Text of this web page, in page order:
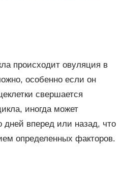
происходит овуляция в
особенно если он
свершается
иногда может
дней вперед или назад, что
определенных факторов.